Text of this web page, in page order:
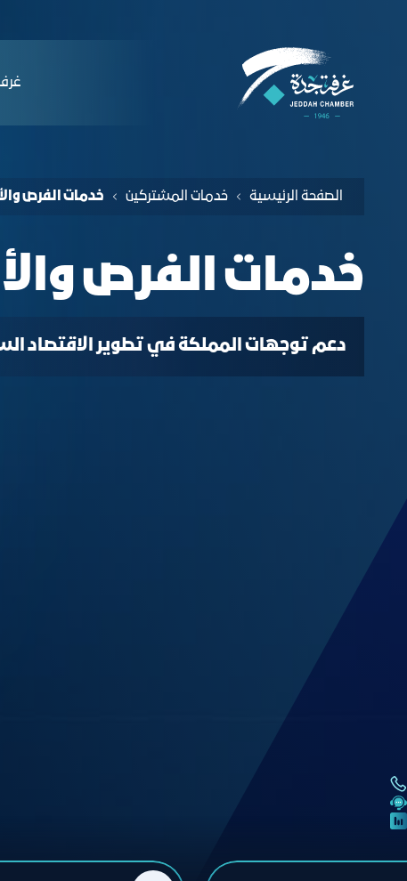
خدمات الفرص والأفكار الاستثمارية - غرفة
الصفحة الرئيسية خدمات المشتركين خدمات الفرص
خدمات الفرص
دعم توجهات المملكة في تطوير الاقتصاد